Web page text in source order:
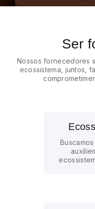
Ser
Nossos fornecedores
ecossistema, juntos,